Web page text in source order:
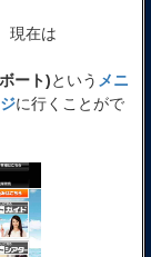
現在は
ート)という メニ
に行くことがで